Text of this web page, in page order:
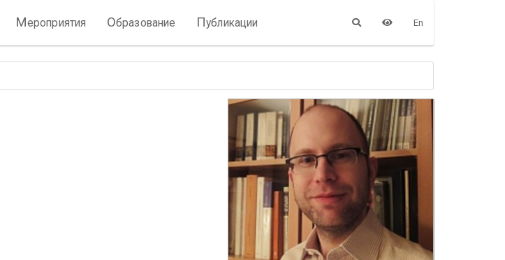
Мероприятия Образование Публикации En